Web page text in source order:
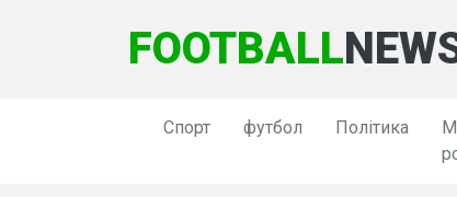
FOOTBALL
Спорт футбол Політика